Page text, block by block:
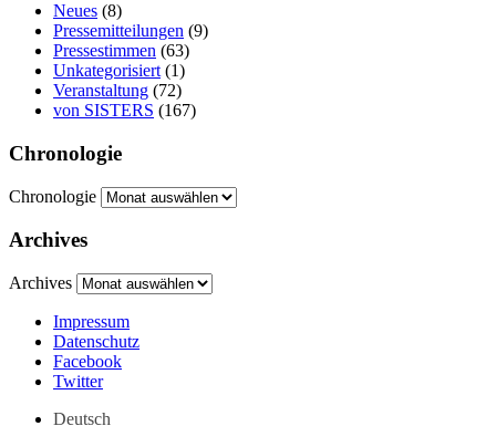
Neues (8)
Pressemitteilungen (9)
Pressestimmen (63)
Unkategorisiert (1)
Veranstaltung (72)
von SISTERS (167)
Chronologie
Chronologie
Archives
Archives
Impressum
Datenschutz
Facebook
Twitter
Deutsch